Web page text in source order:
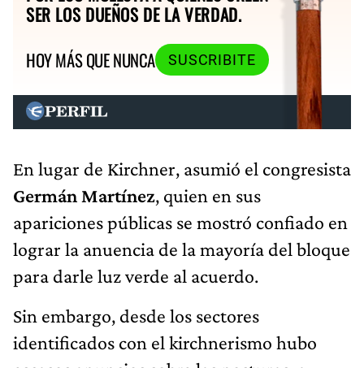
SER LOS DUEÑOS DE LA VERDAD.
HOY MÁS QUE NUNCA
SUSCRIBITE
En lugar de Kirchner, asumió el congresista
Germán Martínez, quien en sus
apariciones públicas se mostró confiado en
lograr la anuencia de la mayoría del bloque
para darle luz verde al acuerdo.
Sin embargo, desde los sectores
identificados con el kirchnerismo hubo